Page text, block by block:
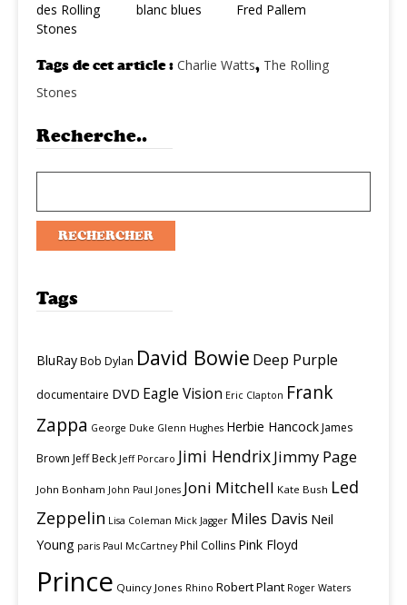
des Rolling
Stones
blanc blues
Fred Pallem
Tags de cet article : Charlie Watts, The Rolling
Stones
Recherche..
Tags
BluRayBob Dylan David Bowie Deep Purple
documentaire DVD Eagle Vision Eric Clapton Frank
Zappa George Duke Glenn Hughes Herbie HancockJames
Brown Jeff Beck Jeff Porcaro Jimi HendrixJimmy Page
John Bonham John Paul Jones Joni Mitchell Kate Bush Led
Zeppelin Lisa Coleman Mick Jagger Miles Davis Neil
Young paris Paul McCartney Phil Collins Pink Floyd
Prince Quincy Jones Rhino Robert Plant Roger Waters